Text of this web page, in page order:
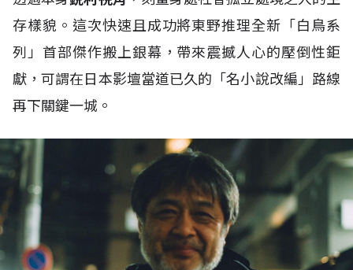
存樣貌。這次快速且成功將東野推理全新「白鳥系
列」首部傑作搬上銀幕，帶來震撼人心的壓倒性鉅
獻，可謂在日本影壇當道已久的「名小說改編」路線
再下關鍵一城。